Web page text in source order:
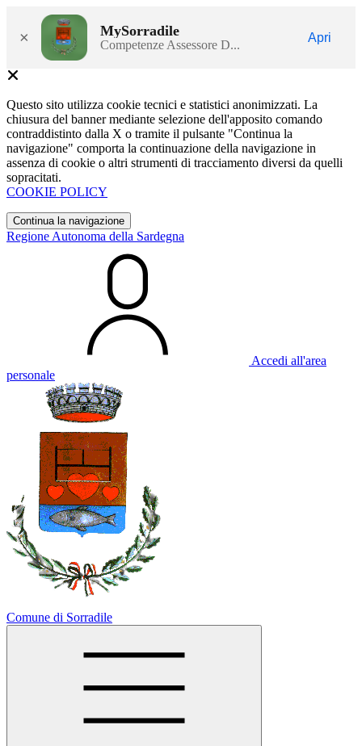
× MySorradile
Competenze Assessore D...
Apri
Questo sito utilizza cookie tecnici e statistici anonimizzati. La
chiusura del banner mediante selezione dell'apposito comando
contraddistinto dalla X o tramite il pulsante "Continua la
navigazione" comporta la continuazione della navigazione in
assenza di cookie o altri strumenti di tracciamento diversi da quelli
sopracitati.
COOKIE POLICY
Continua la navigazione
Regione Autonoma della Sardegna
Accedi all'area
personale
Comune di Sorradile